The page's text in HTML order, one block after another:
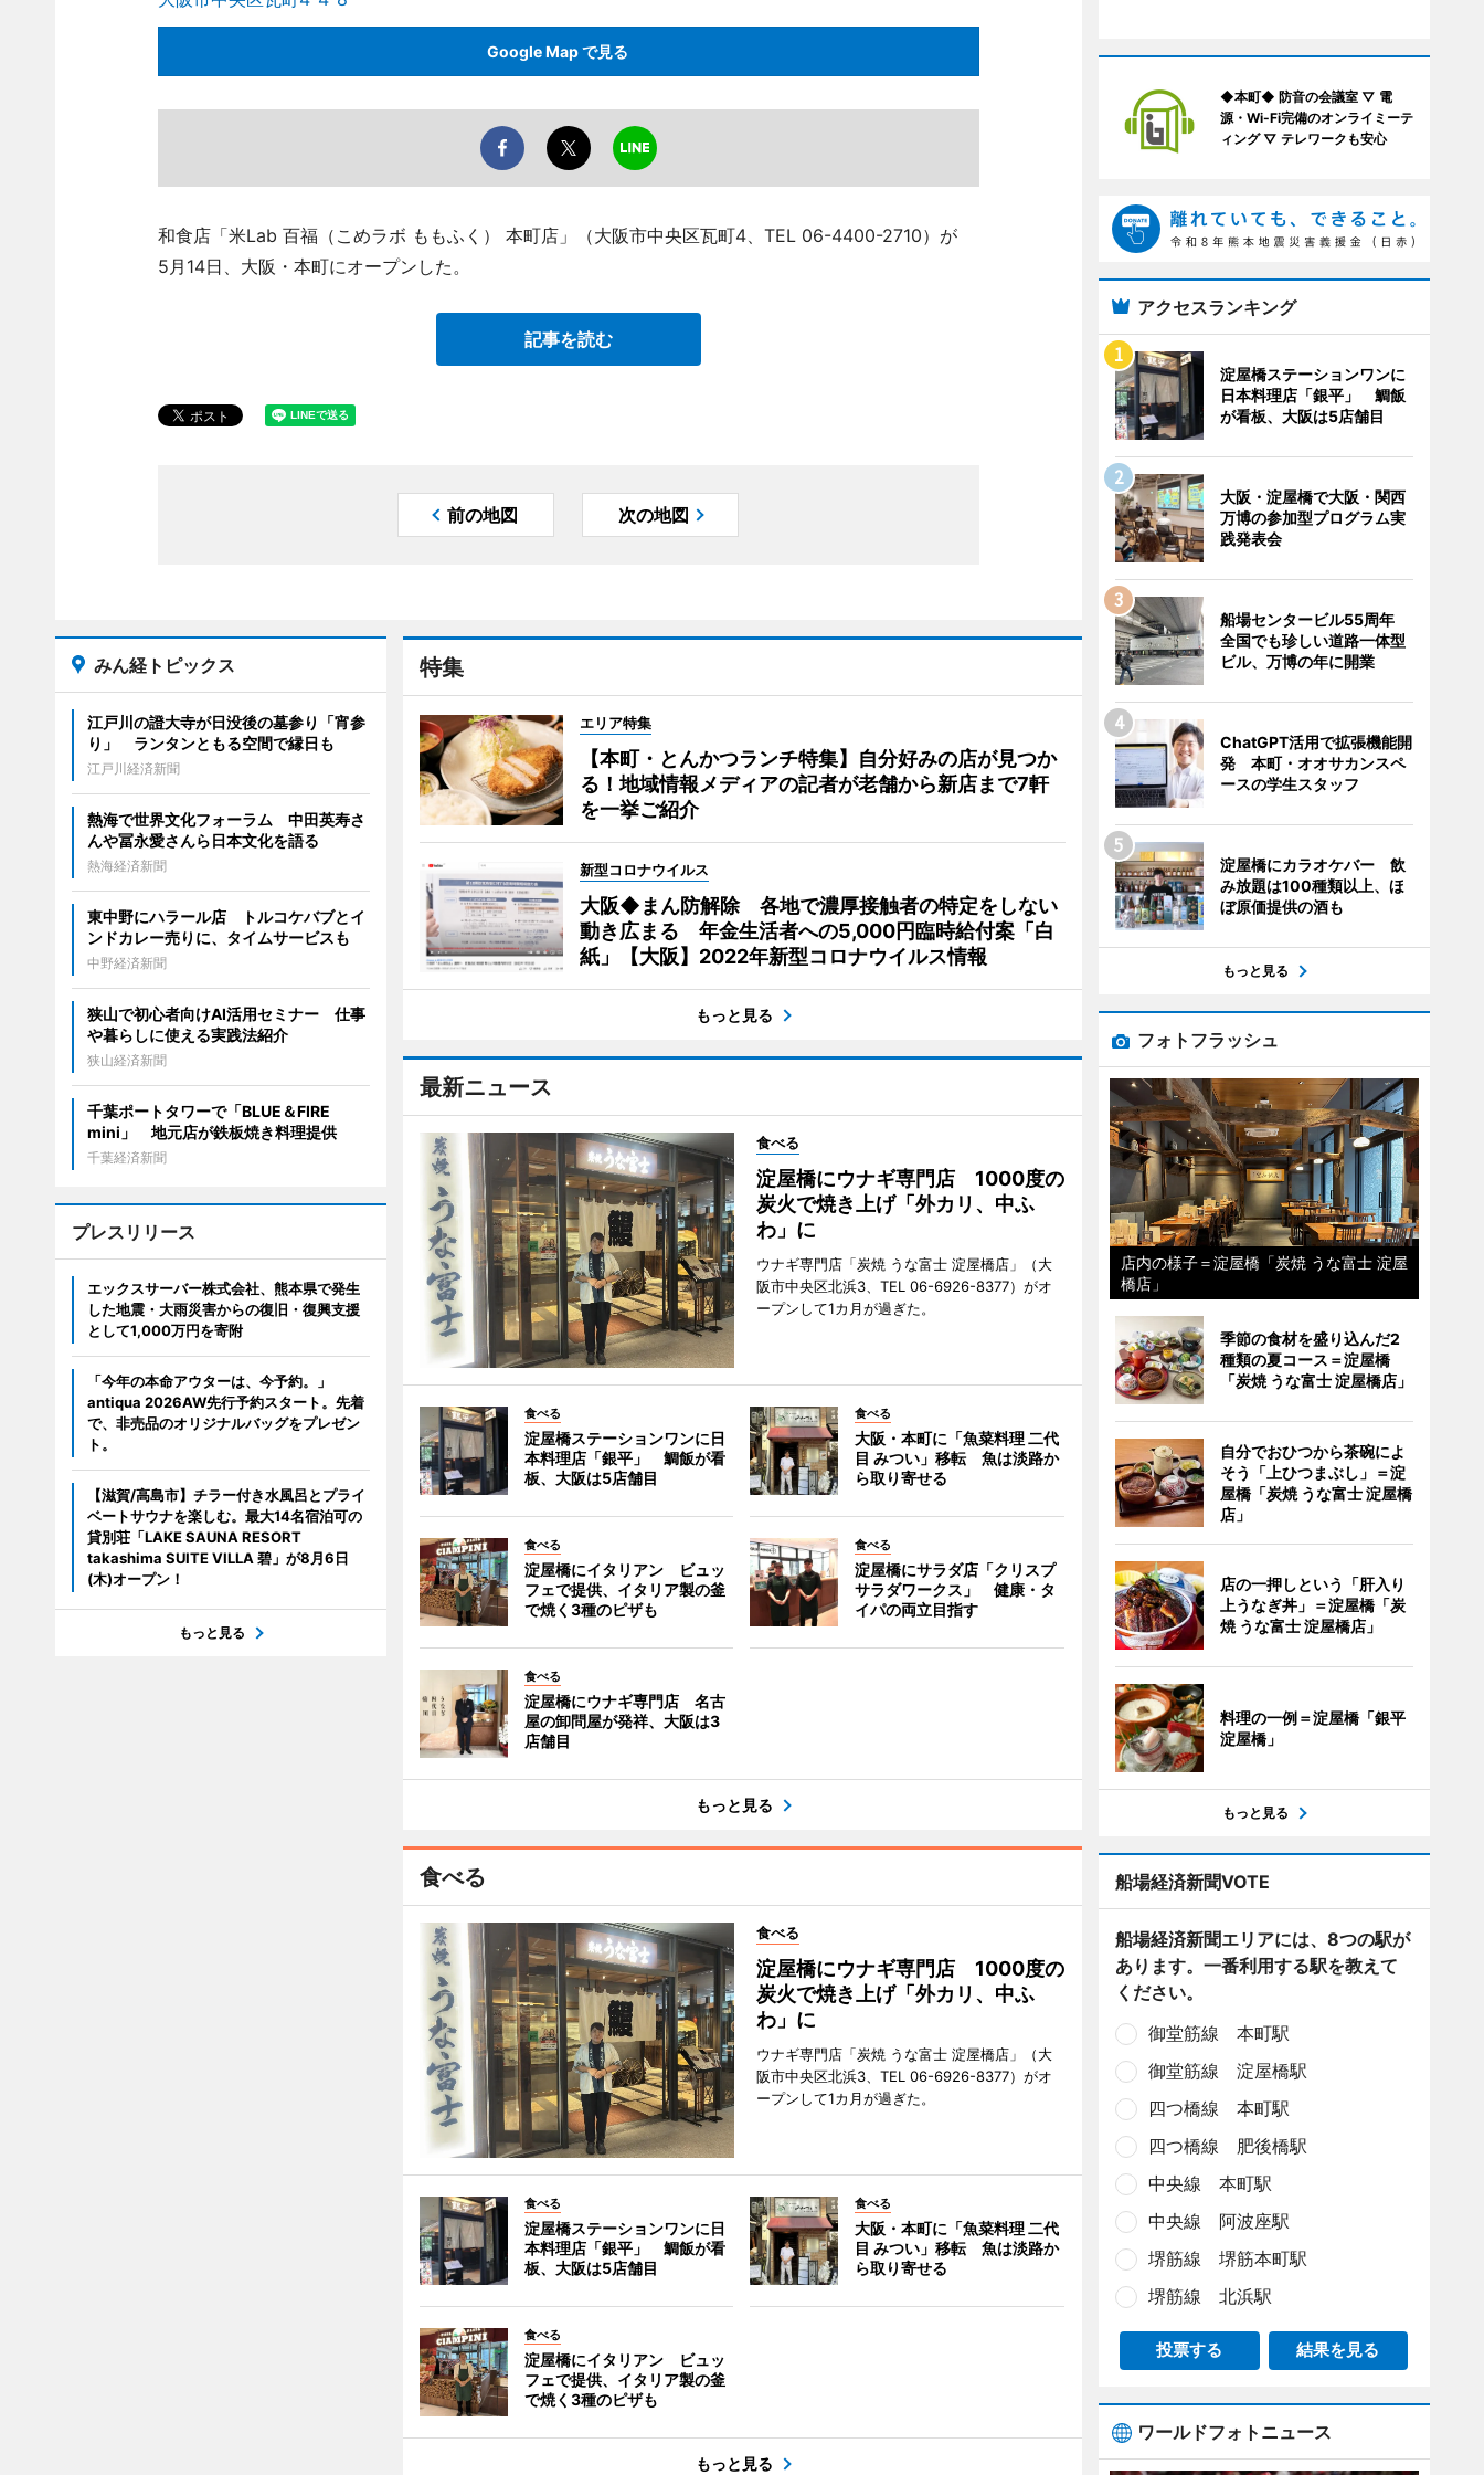
Google Map で見る
和食店「米Lab 百福（こめラボ ももふく） 本町店」（大阪市中央区瓦町4、TEL 06-4400-2710）が
5月14日、大阪・本町にオープンした。
記事を読む
前の地図 次の地図
特集
エリア特集
【本町・とんかつランチ特集】自分好みの店が見つか
る！地域情報メディアの記者が老舗から新店まで7軒
を一挙ご紹介
新型コロナウイルス
大阪◆まん防解除 各地で濃厚接触者の特定をしない
動き広まる 年金生活者への5,000円臨時給付案「白
紙」【大阪】2022年新型コロナウイルス情報
もっと見る
最新ニュース
食べる
淀屋橋にウナギ専門店 1000度の
炭火で焼き上げ「外カリ、中ふ
わ」に
ウナギ専門店「炭焼 うな富士 淀屋橋店」（大
阪市中央区北浜3、TEL 06-6926-8377）がオ
ープンして1カ月が過ぎた。
食べる
淀屋橋ステーションワンに日
本料理店「銀平」 鯛飯が看
板、大阪は5店舗目
食べる
大阪・本町に「魚菜料理 二代
目 みつい」移転 魚は淡路か
ら取り寄せる
食べる
淀屋橋にイタリアン ビュッ
フェで提供、イタリア製の釜
で焼く3種のピザも
食べる
淀屋橋にサラダ店「クリスプ
サラダワークス」 健康・タ
イパの両立目指す
食べる
淀屋橋にウナギ専門店 名古
屋の卸問屋が発祥、大阪は3
店舗目
もっと見る
食べる
食べる
淀屋橋にウナギ専門店 1000度の
炭火で焼き上げ「外カリ、中ふ
わ」に
ウナギ専門店「炭焼 うな富士 淀屋橋店」（大
阪市中央区北浜3、TEL 06-6926-8377）がオ
ープンして1カ月が過ぎた。
食べる
淀屋橋ステーションワンに日
本料理店「銀平」 鯛飯が看
板、大阪は5店舗目
食べる
大阪・本町に「魚菜料理 二代
目 みつい」移転 魚は淡路か
ら取り寄せる
食べる
淀屋橋にイタリアン ビュッ
フェで提供、イタリア製の釜
で焼く3種のピザも
もっと見る
みん経トピックス
江戸川の證大寺が日没後の墓参り「宵参
り」 ランタンともる空間で縁日も
江戸川経済新聞
熱海で世界文化フォーラム 中田英寿さ
んや冨永愛さんら日本文化を語る
熱海経済新聞
東中野にハラール店 トルコケバブとイ
ンドカレー売りに、タイムサービスも
中野経済新聞
狭山で初心者向けAI活用セミナー 仕事
や暮らしに使える実践法紹介
狭山経済新聞
千葉ポートタワーで「BLUE＆FIRE
mini」 地元店が鉄板焼き料理提供
千葉経済新聞
プレスリリース
エックスサーバー株式会社、熊本県で発生
した地震・大雨災害からの復旧・復興支援
として1,000万円を寄附
「今年の本命アウターは、今予約。」
antiqua 2026AW先行予約スタート。先着
で、非売品のオリジナルバッグをプレゼン
ト。
【滋賀/高島市】チラー付き水風呂とプライ
ベートサウナを楽しむ。最大14名宿泊可の
貸別荘「LAKE SAUNA RESORT
takashima SUITE VILLA 碧」が8月6日
(木)オープン！
もっと見る
◆本町◆ 防音の会議室 ▽ 電
源・Wi-Fi完備のオンライミーテ
ィング ▽ テレワークも安心
アクセスランキング
淀屋橋ステーションワンに
日本料理店「銀平」 鯛飯
が看板、大阪は5店舗目
大阪・淀屋橋で大阪・関西
万博の参加型プログラム実
践発表会
船場センタービル55周年
全国でも珍しい道路一体型
ビル、万博の年に開業
ChatGPT活用で拡張機能開
発 本町・オオサカンスペ
ースの学生スタッフ
淀屋橋にカラオケバー 飲
み放題は100種類以上、ほ
ぼ原価提供の酒も
もっと見る
フォトフラッシュ
店内の様子＝淀屋橋「炭焼 うな富士 淀屋
橋店」
季節の食材を盛り込んだ2
種類の夏コース＝淀屋橋
「炭焼 うな富士 淀屋橋店」
自分でおひつから茶碗によ
そう「上ひつまぶし」＝淀
屋橋「炭焼 うな富士 淀屋橋
店」
店の一押しという「肝入り
上うなぎ丼」＝淀屋橋「炭
焼 うな富士 淀屋橋店」
料理の一例＝淀屋橋「銀平
淀屋橋」
もっと見る
船場経済新聞VOTE
船場経済新聞エリアには、8つの駅が
あります。一番利用する駅を教えて
ください。
御堂筋線 本町駅
御堂筋線 淀屋橋駅
四つ橋線 本町駅
四つ橋線 肥後橋駅
中央線 本町駅
中央線 阿波座駅
堺筋線 堺筋本町駅
堺筋線 北浜駅
投票する 結果を見る
ワールドフォトニュース